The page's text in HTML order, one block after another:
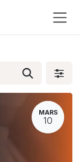
MARS
10